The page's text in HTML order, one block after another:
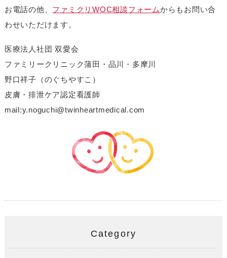
お電話の他、 ファミクリWOC相談フォームからもお問い合
わせいただけます。
医療法人社団 双愛会
ファミリークリニック蒲田・品川・多摩川
野口祥子（のぐちやすこ）
皮膚・排泄ケア認定看護師
mail:y.noguchi@twinheartmedical.com
Category